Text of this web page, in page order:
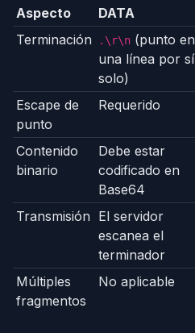
Aspecto DATA
Terminación
.\r\n (punto en
una línea por sí
solo)
Escape de
punto
Requerido
Contenido
binario
Debe estar
codificado en
Base64
Transmisión El servidor
escanea el
terminador
Múltiples
fragmentos
No aplicable